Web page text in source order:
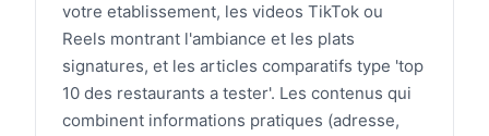
votre etablissement, les videos TikTok ou
Reels montrant l'ambiance et les plats
signatures, et les articles comparatifs type 'top
10 des restaurants a tester'. Les contenus qui
combinent informations pratiques (adresse,